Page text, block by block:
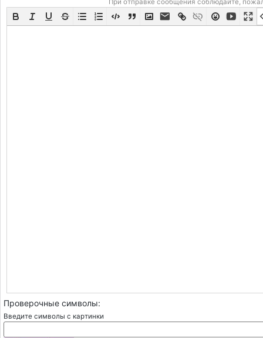
При отправке сообщения соблюдайте,
Проверочные символы:
Введите символы с картинки